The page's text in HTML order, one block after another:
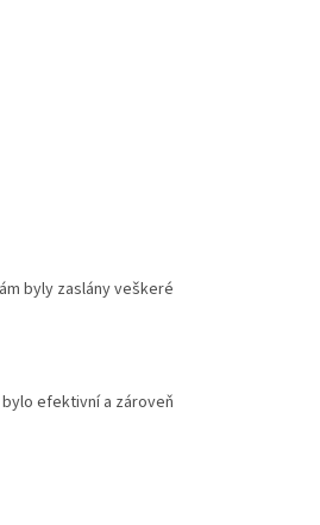
byly zaslány veškeré
efektivní a zároveň